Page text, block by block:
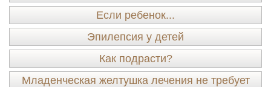
Если ребенок...
Эпилепсия у детей
Как подрасти?
Младенческая желтушка лечения не требует